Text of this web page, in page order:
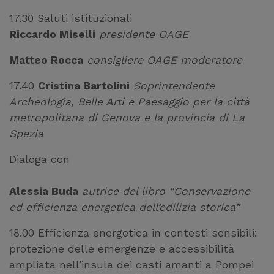
17.30 Saluti istituzionali
Riccardo Miselli presidente OAGE
Matteo Rocca consigliere OAGE moderatore
17.40 Cristina Bartolini Soprintendente
Archeologia, Belle Arti e Paesaggio per la città
metropolitana di Genova e la provincia di La
Spezia
Dialoga con
Alessia Buda autrice del libro “Conservazione
ed efficienza energetica dell’edilizia storica”
18.00 Efficienza energetica in contesti sensibili:
protezione delle emergenze e accessibilità
ampliata nell’insula dei casti amanti a Pompei